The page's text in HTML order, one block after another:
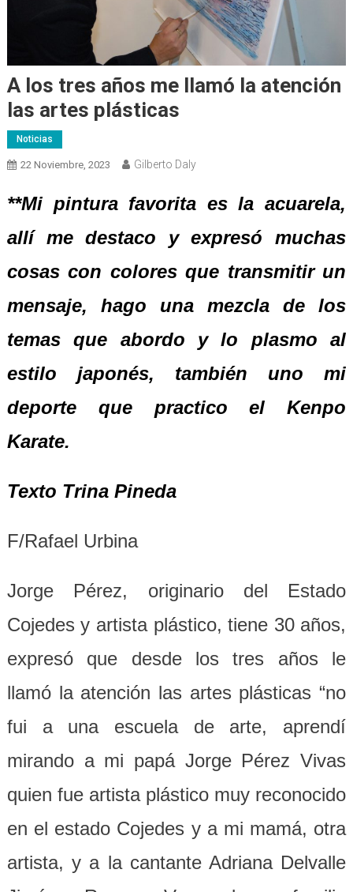
A los tres años me llamó la atención
las artes plásticas
Noticias
22 Noviembre, 2023 Gilberto Daly
**Mi pintura favorita es la acuarela,
allí me destaco y expresó muchas
cosas con colores que transmitir un
mensaje, hago una mezcla de los
temas que abordo y lo plasmo al
estilo japonés, también uno mi
deporte que practico el Kenpo
Karate.
Texto Trina Pineda
F/Rafael Urbina
Jorge Pérez, originario del Estado
Cojedes y artista plástico, tiene 30 años,
expresó que desde los tres años le
llamó la atención las artes plásticas “no
fui a una escuela de arte, aprendí
mirando a mi papá Jorge Pérez Vivas
quien fue artista plástico muy reconocido
en el estado Cojedes y a mi mamá, otra
artista, y a la cantante Adriana Delvalle